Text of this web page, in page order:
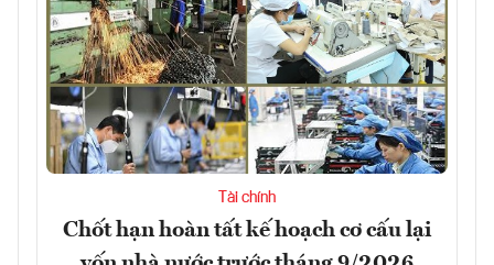
Tài chính
Chốt hạn hoàn tất kế hoạch cơ cấu lại